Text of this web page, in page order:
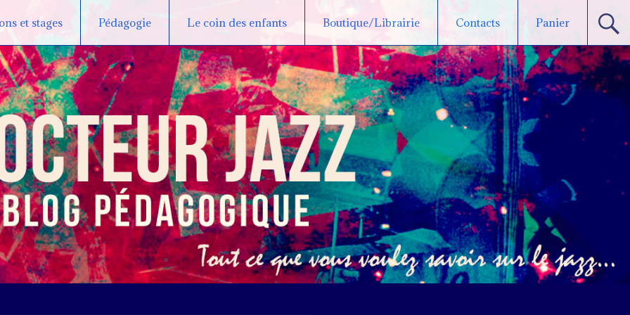
et stages Pédagogie Le coin des enfants Boutique/Librairie Contacts Panier